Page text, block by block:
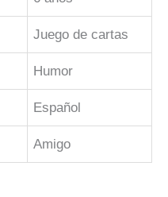
Juego de cartas
Humor
Español
Amigo